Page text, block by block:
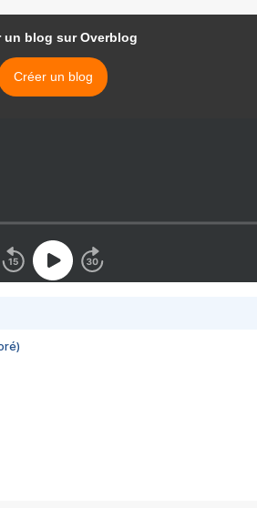
un blog sur Overblog
Créer un blog